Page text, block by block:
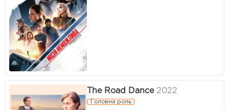
The Road Dance 2022
Головна роль